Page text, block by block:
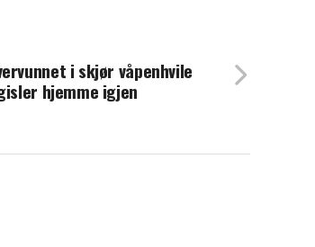
i skjør våpenhvile
hjemme igjen